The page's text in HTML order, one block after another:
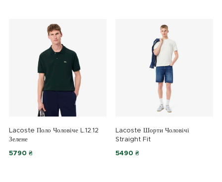
Lacoste Поло Чоловіче L.12.12
Зелене
5790 ₴
Lacoste Шорти Чоловічі
Straight Fit
5490 ₴